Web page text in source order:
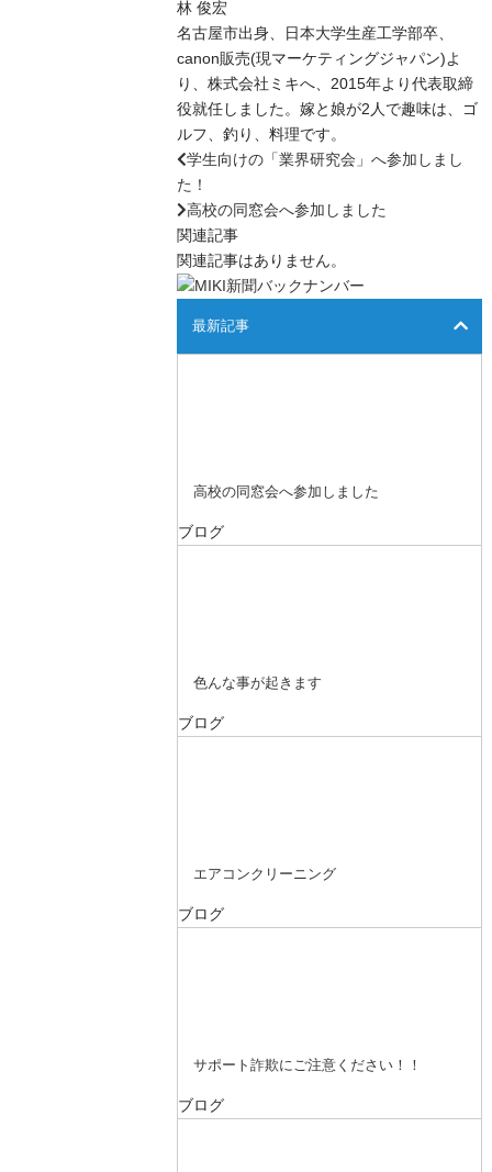
林 俊宏
名古屋市出身、日本大学生産工学部卒、
canon販売(現マーケティングジャパン)よ
り、株式会社ミキへ、2015年より代表取締
役就任しました。嫁と娘が2人で趣味は、ゴ
ルフ、釣り、料理です。
学生向けの「業界研究会」へ参加しまし
た！
高校の同窓会へ参加しました
関連記事
関連記事はありません。
最新記事
高校の同窓会へ参加しました
ブログ
色んな事が起きます
ブログ
エアコンクリーニング
ブログ
サポート詐欺にご注意ください！！
ブログ